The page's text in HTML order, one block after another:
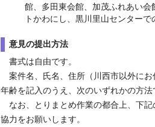
館、多田東会館、加茂ふれあい
トかわにし、黒川里山センター
意見の提出方法
書式は自由です。
案件名、氏名、住所（川西市以外にお
年齢を記入のうえ、次のいずれかの方法
なお、とりまとめ作業の都合上、下
協力をお願いします。